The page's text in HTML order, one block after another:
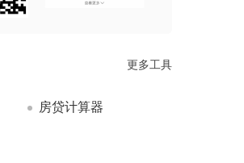
更多工具
房贷计算器